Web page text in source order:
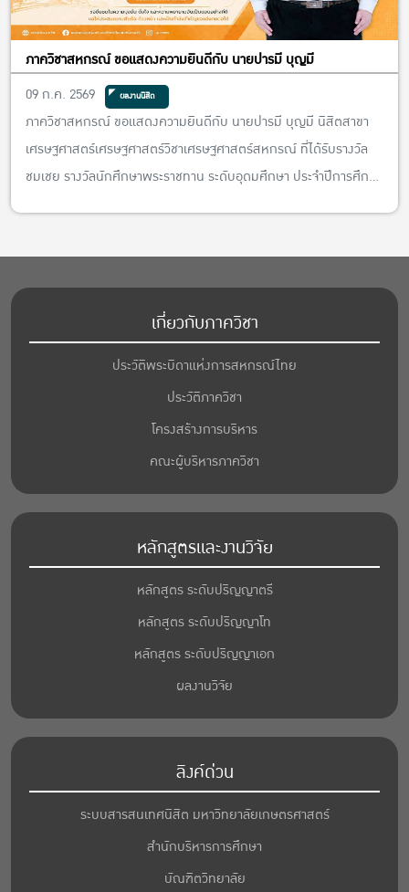
ภาควิชาสหกรณ์ ขอแสดงความยินดีกับ นายปารมี บุญมี
09 ก.ค. 2569
ผลงานนิสิต
ภาควิชาสหกรณ์ ขอแสดงความยินดีกับ นายปารมี บุญมี นิสิตสาขา
เศรษฐศาสตร์เศรษฐศาสตร์วิชาเศรษฐศาสตร์สหกรณ์ ที่ได้รับรางวัล
ชมเชย รางวัลนักศึกษาพระราชทาน ระดับอุดมศึกษา ประจำปีการศึกษา
เกี่ยวกับภาควิชา
ประวัติพระบิดาแห่งการสหกรณ์ไทย
ประวัติภาควิชา
โครงสร้างการบริหาร
คณะผู้บริหารภาควิชา
หลักสูตรและงานวิจัย
หลักสูตร ระดับปริญญาตรี
หลักสูตร ระดับปริญญาโท
หลักสูตร ระดับปริญญาเอก
ผลงานวิจัย
ลิงค์ด่วน
ระบบสารสนเทศนิสิต มหาวิทยาลัยเกษตรศาสตร์
สำนักบริหารการศึกษา
บัณฑิตวิทยาลัย